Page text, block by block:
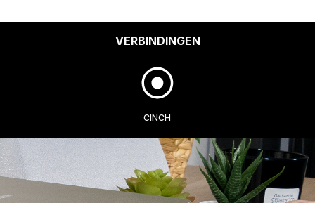
VERBINDINGEN
CINCH